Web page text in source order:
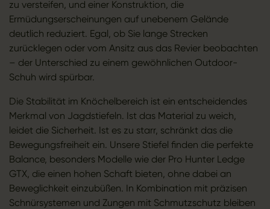
zu versteifen, und einer Konstruktion, die
Ermüdungserscheinungen auf unebenem Gelände
deutlich reduziert. Egal, ob Sie lange Strecken
zurücklegen oder vom Ansitz aus das Revier beobachten
– der Unterschied zu einem gewöhnlichen Outdoor-
Schuh wird spürbar.
Die Stabilität im Knöchelbereich ist ein entscheidendes
Merkmal von Jagdstiefeln. Ist das Material zu weich,
leidet die Sicherheit. Ist es zu starr, schränkt das die
Bewegungsfreiheit ein. Unsere Stiefel finden die perfekte
Balance, besonders Modelle wie der Pro Hunter Ledge
GTX, die einen hohen Schaft bieten, ohne dabei an
Beweglichkeit einzubüßen. In Kombination mit präzisen
Schnürsystemen und Zungen mit Schmutzschutz bleiben